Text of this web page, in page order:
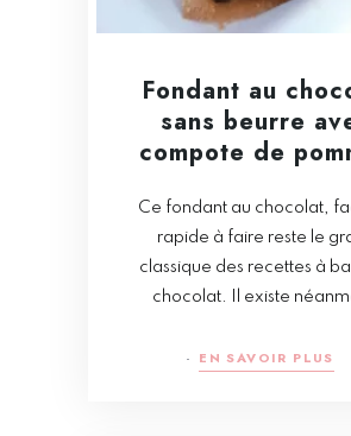
Fondant au
sans beurre
compote de
Ce fondant au chocolat,
rapide à faire reste le
classique des recettes à
chocolat. Il existe
EN SAVOIR PLUS